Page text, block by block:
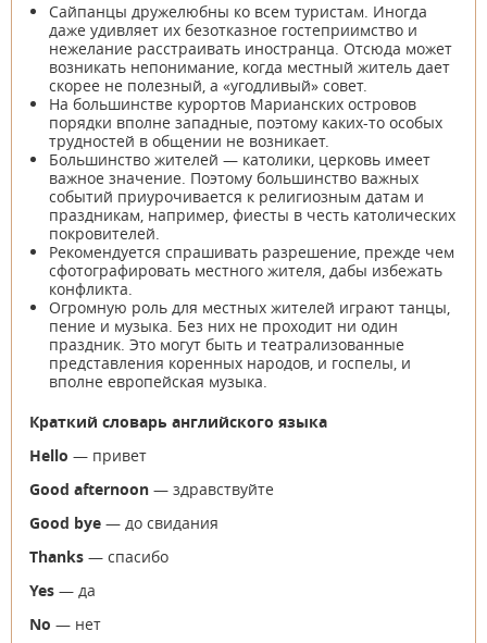
Сайпанцы дружелюбны ко всем туристам. Иногда
даже удивляет их безотказное гостеприимство и
нежелание расстраивать иностранца. Отсюда может
возникать непонимание, когда местный житель дает
скорее не полезный, а «угодливый» совет.
На большинстве курортов Марианских островов
порядки вполне западные, поэтому каких-то особых
трудностей в общении не возникает.
Большинство жителей — католики, церковь имеет
важное значение. Поэтому большинство важных
событий приурочивается к религиозным датам и
праздникам, например, фиесты в честь католических
покровителей.
Рекомендуется спрашивать разрешение, прежде чем
сфотографировать местного жителя, дабы избежать
конфликта.
Огромную роль для местных жителей играют танцы,
пение и музыка. Без них не проходит ни один
праздник. Это могут быть и театрализованные
представления коренных народов, и госпелы, и
вполне европейская музыка.
Краткий словарь английского языка
Hello — привет
Good afternoon — здравствуйте
Good bye — до свидания
Thanks — спасибо
Yes — да
No — нет